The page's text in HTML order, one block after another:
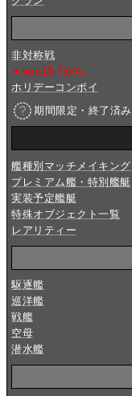
非対称戦
▼ver.15.7から
ホリデーコンボイ
期間限定・終了済み
艦種別マッチメイキング
プレミアム艦・特別艦艇
実装予定艦艇
特殊オブジェクト一覧
レアリティー
駆逐艦
巡洋艦
戦艦
空母
潜水艦